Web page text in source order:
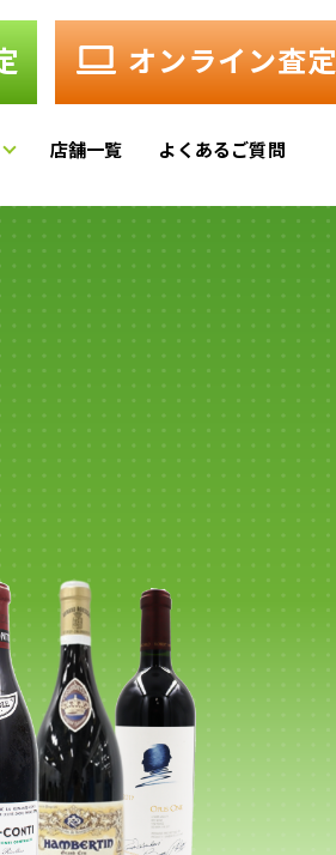
オンライン査定
店舗一覧 よくあるご質問